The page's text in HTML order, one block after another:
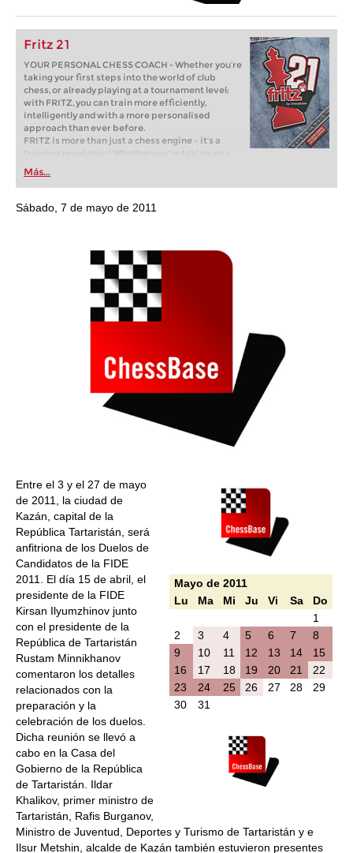
Fritz 21
YOUR PERSONAL CHESS COACH - Whether you’re
taking your first steps into the world of club
chess, or already playing at a tournament level:
with FRITZ, you can train more efficiently,
intelligently and with a more personalised
approach than ever before.
FRITZ is more than just a chess engine – it’s a
training revolution! Whether you’re taking your
first steps into the world of club chess, or already
playing at a tournament level: with FRITZ, you can
train more efficiently, intelligently and with a
more personalised approach than ever before.
Más...
Sábado, 7 de mayo de 2011
Mayo de 2011
Lu
Ma Mi Ju Vi Sa
Do
1
2
3 4 5 6 7
8
9
10 11 12 13 14
15
16
17 18 19 20 21
22
23
24 25 26 27 28
29
30
31
Entre el 3 y el 27 de mayo
de 2011, la ciudad de
Kazán, capital de la
República Tartaristán, será
anfitriona de los Duelos de
Candidatos de la FIDE
2011. El día 15 de abril, el
presidente de la FIDE
Kirsan Ilyumzhinov junto
con el presidente de la
República de Tartaristán
Rustam Minnikhanov
comentaron los detalles
relacionados con la
preparación y la
celebración de los duelos.
Dicha reunión se llevó a
cabo en la Casa del
Gobierno de la República
de Tartaristán. Ildar
Khalikov, primer ministro de
Tartaristán, Rafis Burganov,
Ministro de Juventud, Deportes y Turismo de Tartaristán y e
Ilsur Metshin, alcalde de Kazán también estuvieron presentes